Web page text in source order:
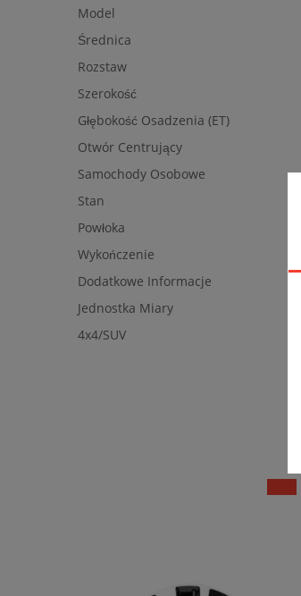
Model
Średnica
Rozstaw
Szerokość
Głębokość Osadzenia (ET)
Otwór Centrujący
Samochody Osobowe
Stan
Powłoka
Wykończenie
Dodatkowe Informacje
Jednostka Miary
4x4/SUV